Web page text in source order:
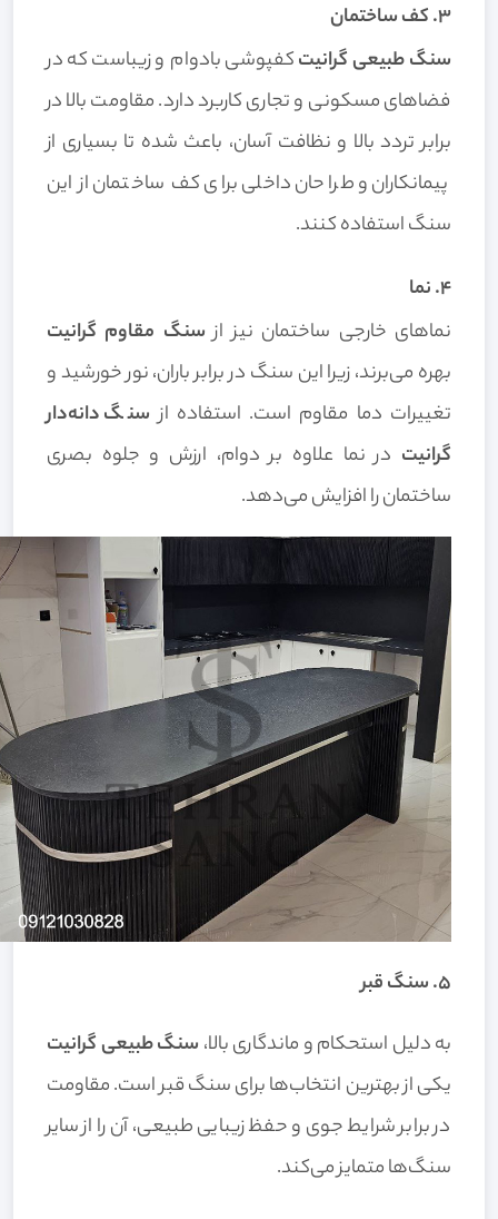
۳. کف ساختمان
سنگ طبیعی گرانیتکفپوشی بادوام و زیباست که در
فضاهای مسکونی و تجاری کاربرد دارد. مقاومت بالا در
برابر تردد بالا و نظافت آسان، باعث شده تا بسیاری از
پیمانکاران و طراحان داخلی برای کف ساختمان از این
سنگ استفاده کنند.
۴. نما
نماهای خارجی ساختمان نیز ازسنگ مقاوم گرانیت
بهره می‌برند، زیرا این سنگ در برابر باران، نور خورشید و
تغییرات دما مقاوم است. استفاده از سنگ دانه‌دار
گرانیت در نما علاوه بر دوام، ارزش و جلوه بصری
ساختمان را افزایش می‌دهد.
۵. سنگ قبر
به دلیل استحکام و ماندگاری بالا، سنگ طبیعی گرانیت
یکی از بهترین انتخاب‌ها برای سنگ قبر است. مقاومت
در برابر شرایط جوی و حفظ زیبایی طبیعی، آن را از سایر
سنگ‌ها متمایز می‌کند.